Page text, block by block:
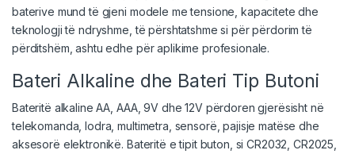
baterive mund të gjeni modele me tensione, kapacitete dhe
teknologji të ndryshme, të përshtatshme si për përdorim të
përditshëm, ashtu edhe për aplikime profesionale.
Bateri Alkaline dhe Bateri Tip Butoni
Bateritë alkaline AA, AAA, 9V dhe 12V përdoren gjerësisht në
telekomanda, lodra, multimetra, sensorë, pajisje matëse dhe
aksesorë elektronikë. Bateritë e tipit buton, si CR2032, CR2025,